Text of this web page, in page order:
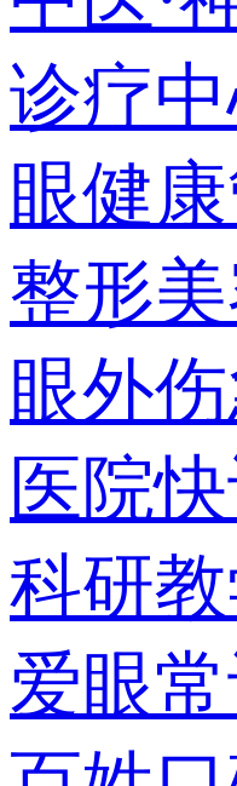
诊疗
眼健
整形
眼外
医院
科研
爱眼